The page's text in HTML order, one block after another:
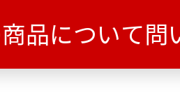
品について問